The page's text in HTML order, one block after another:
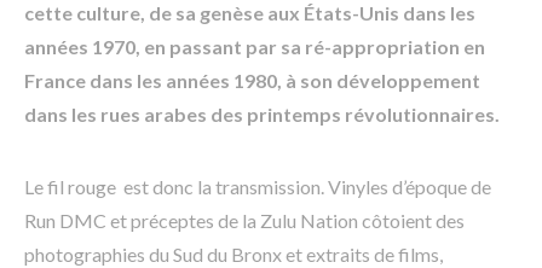
cette culture, de sa genèse aux États-Unis dans les
années 1970, en passant par sa ré-appropriation en
France dans les années 1980, à son développement
dans les rues arabes des printemps révolutionnaires.
Le fil rouge est donc la transmission. Vinyles d’époque de
Run DMC et préceptes de la Zulu Nation côtoient des
photographies du Sud du Bronx et extraits de films,